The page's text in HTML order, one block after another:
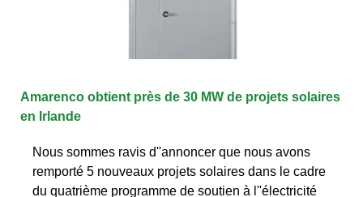
Amarenco obtient près de 30 MW de projets solaires
en Irlande
Nous sommes ravis d''annoncer que nous avons
remporté 5 nouveaux projets solaires dans le cadre
du quatrième programme de soutien à l''électricité